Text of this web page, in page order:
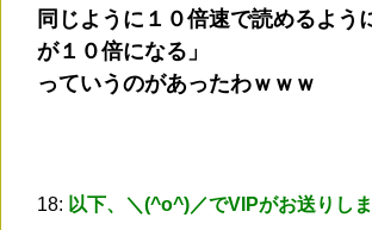
同じように１０倍速で読めるよう
が１０倍になる」
っていうのがあったわｗｗｗ
18: 以下、＼(^o^)／でVIPがお送りし